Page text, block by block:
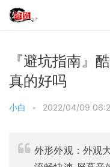
『避坑指南』
真的好吗
小白 • 2022/04/09
外形外观：外观